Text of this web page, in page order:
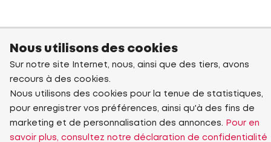
Nous utilisons des cookies
Sur notre site Internet, nous, ainsi que des tiers, avons
recours à des cookies.
Nous utilisons des cookies pour la tenue de statistiques,
pour enregistrer vos préférences, ainsi qu'à des fins de
marketing et de personnalisation des annonces.
Pour en
savoir plus, consultez notre déclaration de confidentialité